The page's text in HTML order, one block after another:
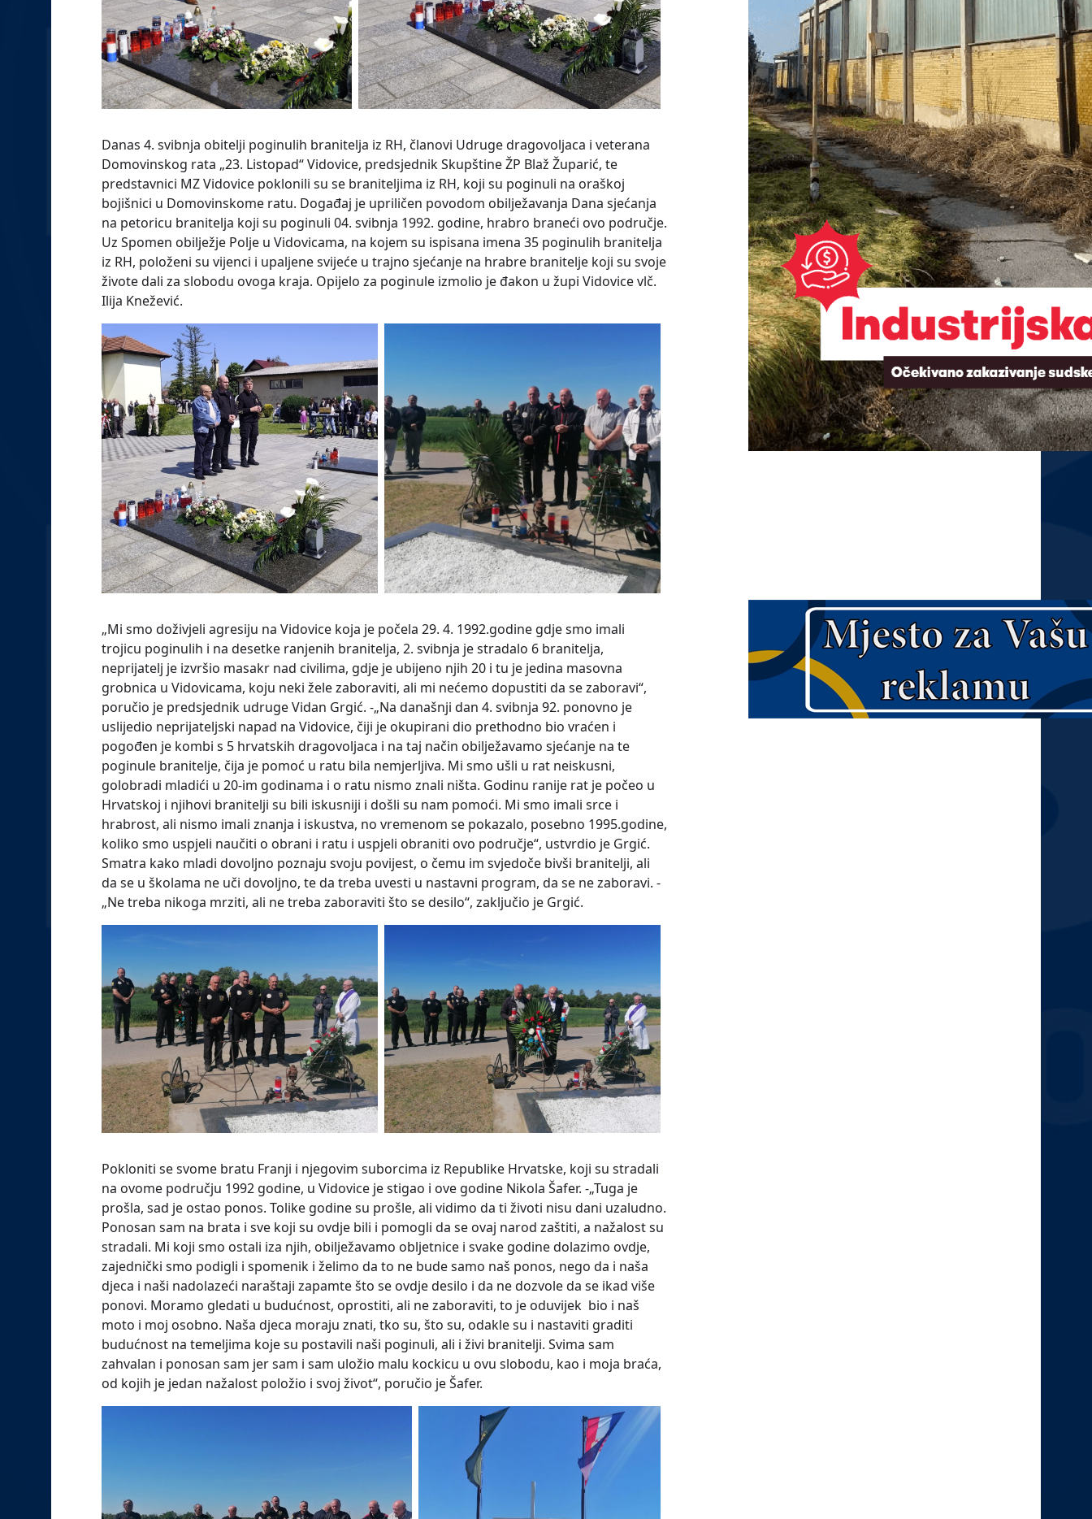
Danas 4. svibnja obitelji poginulih branitelja iz RH, članovi Udruge dragovoljaca i veterana
Domovinskog rata „23. Listopad“ Vidovice, predsjednik Skupštine ŽP Blaž Župarić, te
predstavnici MZ Vidovice poklonili su se braniteljima iz RH, koji su poginuli na oraškoj
bojišnici u Domovinskome ratu. Događaj je upriličen povodom obilježavanja Dana sjećanja
na petoricu branitelja koji su poginuli 04. svibnja 1992. godine, hrabro braneći ovo područje.
Uz Spomen obilježje Polje u Vidovicama, na kojem su ispisana imena 35 poginulih branitelja
iz RH, položeni su vijenci i upaljene svijeće u trajno sjećanje na hrabre branitelje koji su svoje
živote dali za slobodu ovoga kraja. Opijelo za poginule izmolio je đakon u župi Vidovice vlč.
Ilija Knežević.
„Mi smo doživjeli agresiju na Vidovice koja je počela 29. 4. 1992.godine gdje smo imali
trojicu poginulih i na desetke ranjenih branitelja, 2. svibnja je stradalo 6 branitelja,
neprijatelj je izvršio masakr nad civilima, gdje je ubijeno njih 20 i tu je jedina masovna
grobnica u Vidovicama, koju neki žele zaboraviti, ali mi nećemo dopustiti da se zaboravi“,
poručio je predsjednik udruge Vidan Grgić. -„Na današnji dan 4. svibnja 92. ponovno je
uslijedio neprijateljski napad na Vidovice, čiji je okupirani dio prethodno bio vraćen i
pogođen je kombi s 5 hrvatskih dragovoljaca i na taj način obilježavamo sjećanje na te
poginule branitelje, čija je pomoć u ratu bila nemjerljiva. Mi smo ušli u rat neiskusni,
golobradi mladići u 20-im godinama i o ratu nismo znali ništa. Godinu ranije rat je počeo u
Hrvatskoj i njihovi branitelji su bili iskusniji i došli su nam pomoći. Mi smo imali srce i
hrabrost, ali nismo imali znanja i iskustva, no vremenom se pokazalo, posebno 1995.godine,
koliko smo uspjeli naučiti o obrani i ratu i uspjeli obraniti ovo područje“, ustvrdio je Grgić.
Smatra kako mladi dovoljno poznaju svoju povijest, o čemu im svjedoče bivši branitelji, ali
da se u školama ne uči dovoljno, te da treba uvesti u nastavni program, da se ne zaboravi. -
„Ne treba nikoga mrziti, ali ne treba zaboraviti što se desilo“, zaključio je Grgić.
Pokloniti se svome bratu Franji i njegovim suborcima iz Republike Hrvatske, koji su stradali
na ovome području 1992 godine, u Vidovice je stigao i ove godine Nikola Šafer. -„Tuga je
prošla, sad je ostao ponos. Tolike godine su prošle, ali vidimo da ti životi nisu dani uzaludno.
Ponosan sam na brata i sve koji su ovdje bili i pomogli da se ovaj narod zaštiti, a nažalost su
stradali. Mi koji smo ostali iza njih, obilježavamo obljetnice i svake godine dolazimo ovdje,
zajednički smo podigli i spomenik i želimo da to ne bude samo naš ponos, nego da i naša
djeca i naši nadolazeći naraštaji zapamte što se ovdje desilo i da ne dozvole da se ikad više
ponovi. Moramo gledati u budućnost, oprostiti, ali ne zaboraviti, to je oduvijek bio i naš
moto i moj osobno. Naša djeca moraju znati, tko su, što su, odakle su i nastaviti graditi
budućnost na temeljima koje su postavili naši poginuli, ali i živi branitelji. Svima sam
zahvalan i ponosan sam jer sam i sam uložio malu kockicu u ovu slobodu, kao i moja braća,
od kojih je jedan nažalost položio i svoj život“, poručio je Šafer.